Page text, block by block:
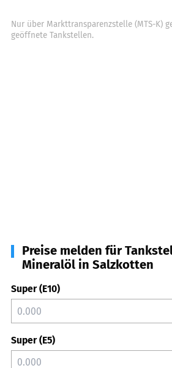
Nur über Markttransparenzstelle (MTS-K)
geöffnete Tankstellen.
Preise melden für
Mineralöl in Salzkotten
Super (E10)
Super (E5)